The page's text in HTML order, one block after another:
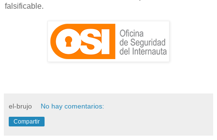
falsificable.
el-brujo No hay comentarios:
Compartir